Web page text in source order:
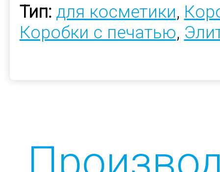
Тип: для косметики,
Коробки с печатью,